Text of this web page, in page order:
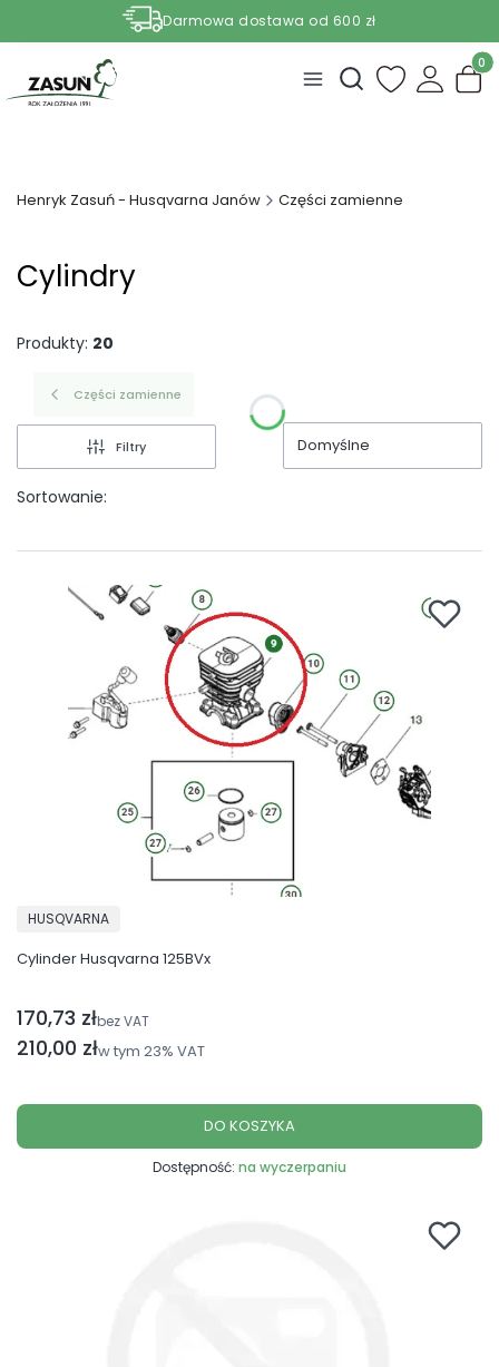
Darmowa dostawa od 600 zł
zobacz
Otwórz
Henryk Zasuń - Husqvarna Janów Części zamienne
Cylindry
Produkty: 20
Części zamienne
Filtry
Sortowanie:
Domyślne
Cylinder Husqvarna 125BVx
PRODUCENT
HUSQVARNA
Cena brutto
210,00 złw tym 23% VAT
Cena netto
170,73 złbez VAT
DO KOSZYKA
Dostępność: na wyczerpaniu